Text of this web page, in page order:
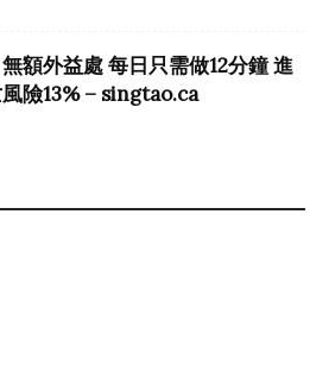
額外益處 每日只需做12分鐘 進
險13% – singtao.ca